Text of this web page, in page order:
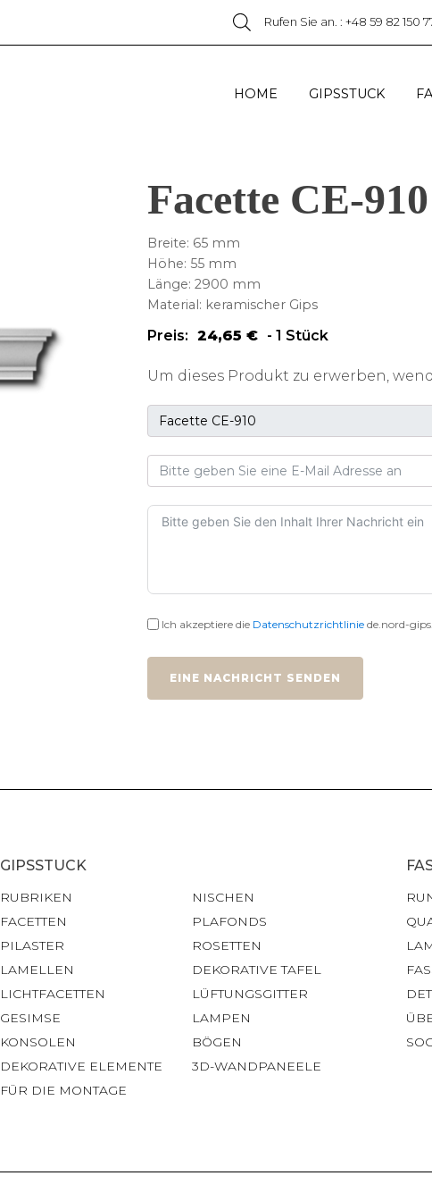
Rufen Sie an. : +48 59 82 150
HOME GIPSSTUCK
Facette CE-910
Breite: 65 mm
Höhe: 55 mm
Länge: 2900 mm
Material: keramischer Gips
Preis: 24,65 € - 1 Stück
Um dieses Produkt zu erwerben,
Ich akzeptiere die Datenschutzrichtlinie de.nord-
EINE NACHRICHT SENDEN
GIPSSTUCK
RUBRIKEN
FACETTEN
PILASTER
LAMELLEN
LICHTFACETTEN
GESIMSE
KONSOLEN
DEKORATIVE ELEMENTE
FÜR DIE MONTAGE
NISCHEN
PLAFONDS
ROSETTEN
DEKORATIVE TAFEL
LÜFTUNGSGITTER
LAMPEN
BÖGEN
3D-WANDPANEELE